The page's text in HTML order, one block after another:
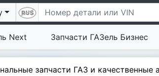
Next Запчасти ГАЗель Бизнес
запчасти ГАЗ и качественные